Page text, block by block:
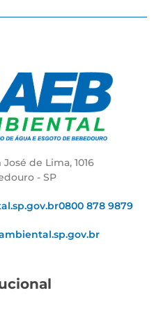
de Lima, 1016
- SP
0800 878 9879